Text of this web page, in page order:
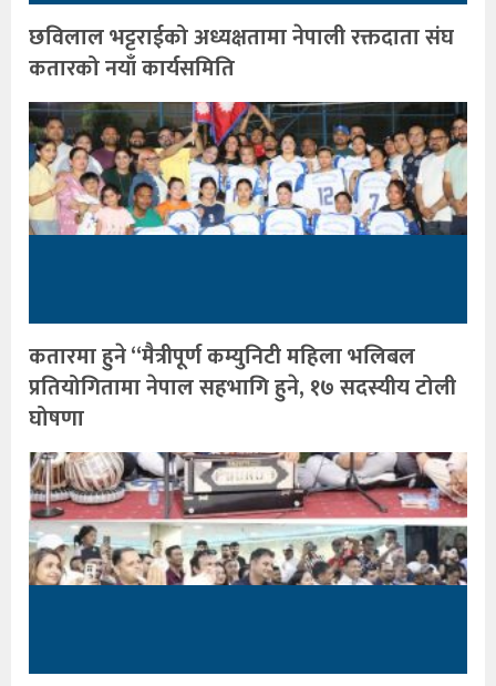
छविलाल भट्टराईको अध्यक्षतामा नेपाली रक्तदाता संघ
कतारको नयाँ कार्यसमिति
कतारमा हुने “मैत्रीपूर्ण कम्युनिटी महिला भलिबल
प्रतियोगितामा नेपाल सहभागि हुने, १७ सदस्यीय टोली
घोषणा